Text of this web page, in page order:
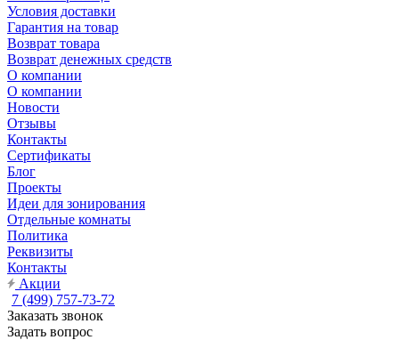
Условия доставки
Гарантия на товар
Возврат товара
Возврат денежных средств
О компании
О компании
Новости
Отзывы
Контакты
Сертификаты
Блог
Проекты
Идеи для зонирования
Отдельные комнаты
Политика
Реквизиты
Контакты
Акции
7 (499) 757-73-72
Заказать звонок
Задать вопрос